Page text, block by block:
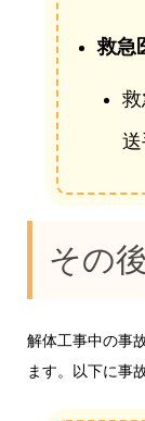
救急
送
その
解体工事中の事
ます。以下に事